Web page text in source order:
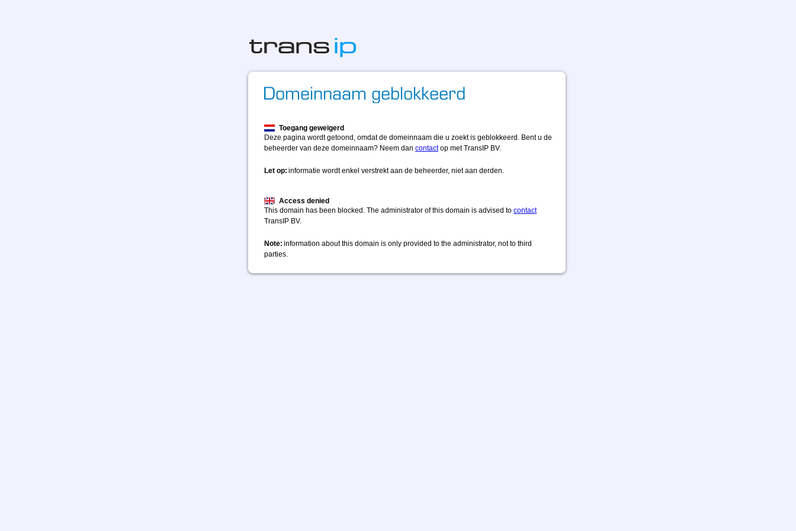
Toegang geweigerd
Deze pagina wordt getoond, omdat de domeinnaam die u zoekt is geblokkeerd. Bent u de
beheerder van deze domeinnaam? Neem dan contactop met TransIP BV.
Let op: informatie wordt enkel verstrekt aan de beheerder, niet aan derden.
Access denied
This domain has been blocked. The administrator of this domain is advised to contact
TransIP BV.
Note: information about this domain is only provided to the administrator, not to third
parties.